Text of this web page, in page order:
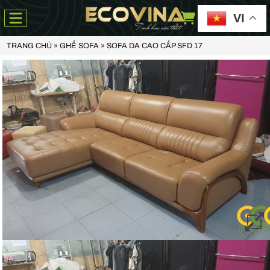
VI
TRANG CHỦ» GHẾ SOFA» SOFA DA CAO CẤP SFD 17